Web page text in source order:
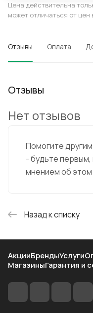
Цена действительна
может отличаться от цен
Отзывы Оплата
Отзывы
Помогите
- будьте
мнением об
Нет отзывов
Назад к списку
АкцииБрендыУслуги
МагазиныГарантия и